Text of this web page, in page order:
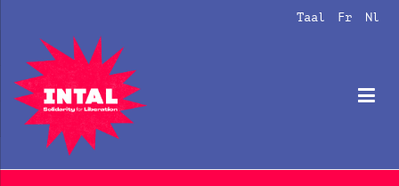
springen
Taal Fr Nl
Intal
Globalize Solidarity!